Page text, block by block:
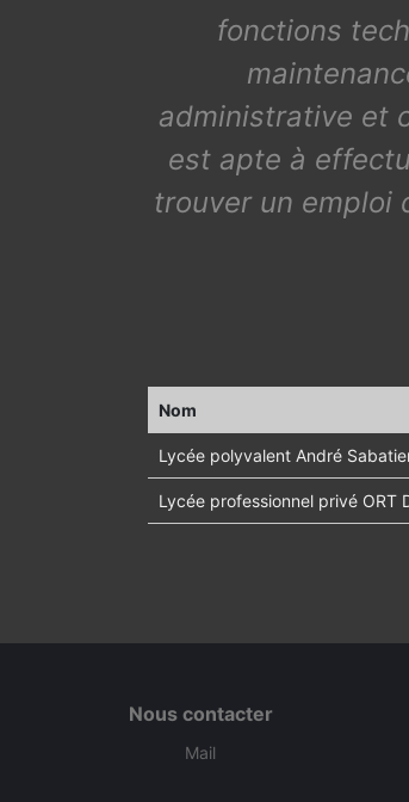
fonctions
administrative et
est apte à
trouver un emploi
Nom
Lycée polyvalent André
Lycée professionnel privé ORT
Nous contacter
Mail